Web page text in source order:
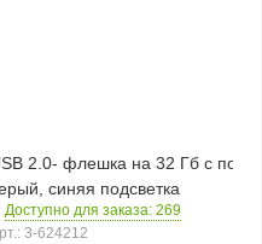
Bamboo LED
2.0- флешка на 32 Гб c
синяя подсветка
Доступно для заказа: 269
3-624212